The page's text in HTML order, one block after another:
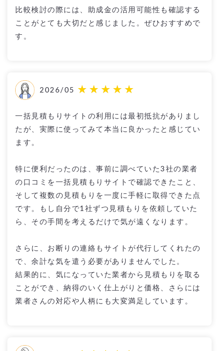
比較検討の際には、助成金の活用可能性も確認する
ことがとても大切だと感じました。ぜひおすすめで
す。
2026/05
一括見積もりサイトの利用には最初抵抗がありまし
たが、実際に使ってみて本当に良かったと感じてい
ます。
特に便利だったのは、事前に調べていた3社の業者
の口コミを一括見積もりサイトで確認できたこと、
そして複数の見積もりを一度に手軽に取得できた点
です。もし自分で1社ずつ見積もりを依頼していた
ら、その手間を考えるだけで気が遠くなります。
さらに、お断りの連絡もサイトが代行してくれたの
で、余計な気を遣う必要がありませんでした。
結果的に、気になっていた業者から見積もりを取る
ことができ、納得のいく仕上がりと価格、さらには
業者さんの対応や人柄にも大変満足しています。